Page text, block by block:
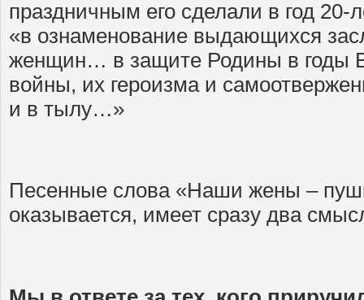
праздничным его сделали в год 20-
«в ознаменование выдающихся
женщин… в защите Родины в годы
войны, их героизма и
и в тылу…»
Песенные слова «Наши жены –
оказывается, имеет сразу два